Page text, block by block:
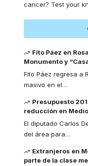
cancer? Test your
Fito Páez en
Monumento y
Fito Páez regresa a
masivo en el…
Presupuesto
reducción en
El diputado Carlos
del área para…
Extranjeros en
parte de la clase